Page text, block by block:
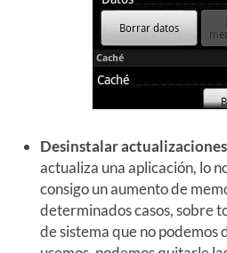
Desinstalar actualizaciones
actualiza una aplicación, lo
consigo un aumento de
determinados casos, sobre
de sistema que no podemos